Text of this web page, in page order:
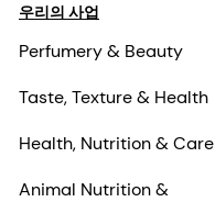
우리의 사업
Perfumery & Beauty
Taste, Texture & Health
Health, Nutrition & Care
Animal Nutrition &